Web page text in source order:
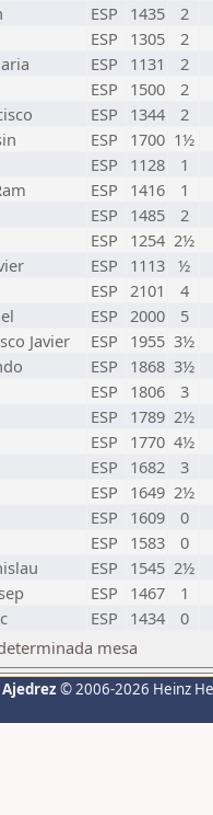
ESP 1435
2
ESP 1305
2
ESP 1131
2
ESP 1500
2
ESP 1344
2
ESP 1700 1½
ESP 1128
1
ESP 1416
1
ESP 1485
2
ESP 1254 2½
ESP 1113 ½
ESP 2101
4
ESP 2000
5
Javier ESP 1955 3½
ESP 1868 3½
ESP 1806
3
ESP 1789 2½
ESP 1770 4½
ESP 1682
3
ESP 1649 2½
ESP 1609
0
ESP 1583
0
ESP 1545 2½
ESP 1467
1
ESP 1434
0
mesa
© 2006-2026 Heinz